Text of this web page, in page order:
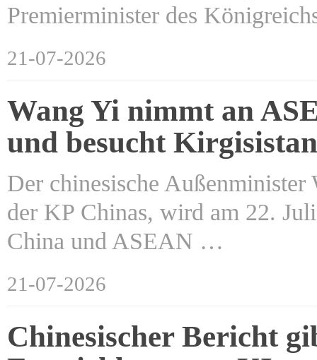
Premierminister des
21-07-2026
Wang Yi nimmt an
und besucht Kirgisistan
Der chinesische
der KP Chinas, wird am 22.
China und ASEAN …
21-07-2026
Chinesischer Bericht